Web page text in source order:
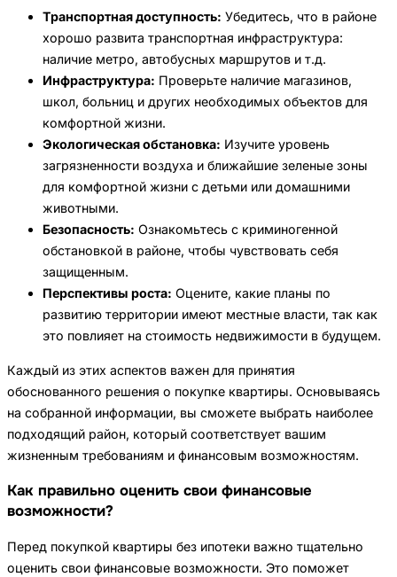
Транспортная доступность: Убедитесь, что в районе
хорошо развита транспортная инфраструктура:
наличие метро, автобусных маршрутов и т.д.
Инфраструктура: Проверьте наличие магазинов,
школ, больниц и других необходимых объектов для
комфортной жизни.
Экологическая обстановка: Изучите уровень
загрязненности воздуха и ближайшие зеленые зоны
для комфортной жизни с детьми или домашними
животными.
Безопасность: Ознакомьтесь с криминогенной
обстановкой в районе, чтобы чувствовать себя
защищенным.
Перспективы роста: Оцените, какие планы по
развитию территории имеют местные власти, так как
это повлияет на стоимость недвижимости в будущем.
Каждый из этих аспектов важен для принятия
обоснованного решения о покупке квартиры. Основываясь
на собранной информации, вы сможете выбрать наиболее
подходящий район, который соответствует вашим
жизненным требованиям и финансовым возможностям.
Как правильно оценить свои финансовые
возможности?
Перед покупкой квартиры без ипотеки важно тщательно
оценить свои финансовые возможности. Это поможет